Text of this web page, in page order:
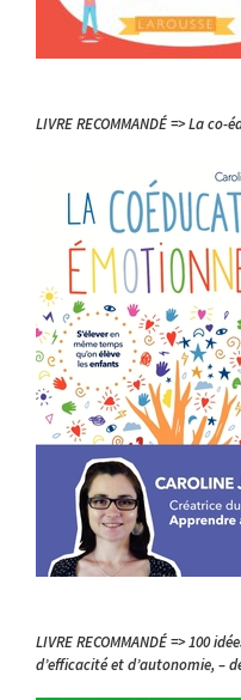
LIVRE RECOMMANDÉ => La
LIVRE RECOMMANDÉ => 100
d’efficacité et d’autonomie, –